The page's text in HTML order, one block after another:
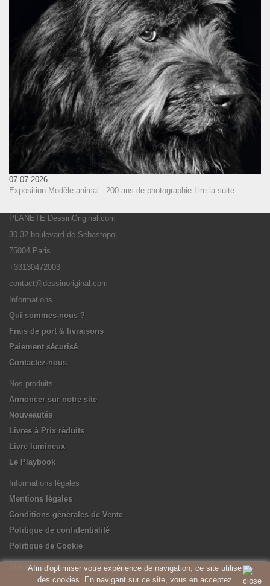
Afin d'optimiser votre expérience de navigation, ce site utilise
des cookies. En navigant sur ce site, vous en acceptez
07.07.2026
Exposition Modèle animal - 200 ans de photographie Lire la suite
PLANETE DessinOriginal.com
30-32 boulevard de Sébastopol
75004 Paris
+33130472003
contact@dessinoriginal.com
Informations
Qui sommes-nous ?
Frais de port & livraisons
Paiement sécurisé
Contactez-nous
Nos produits
Annoncer sur notre site
Nouveautés
Livres à Prix réduits
Livre lumineux
Le Playbook
Informations légales
Mentions légales
Conditions générales de Vente
Politique de confidentialité
Politique de Cookie
Suivez-nous